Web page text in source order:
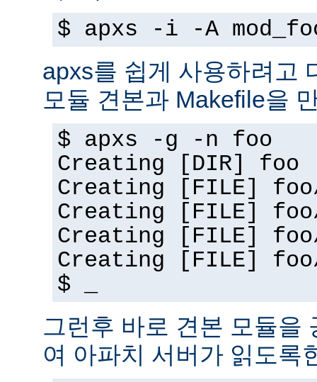
$ apxs -i -A
apxs를 쉽게 사용하려고
모듈 견본과 Makefile을
$ apxs -g -n foo
Creating [DIR] foo
Creating [FILE]
Creating [FILE] foo/
Creating [FILE]
Creating [FILE]
$ _
그런후 바로 견본 모듈을
여 아파치 서버가 읽도록